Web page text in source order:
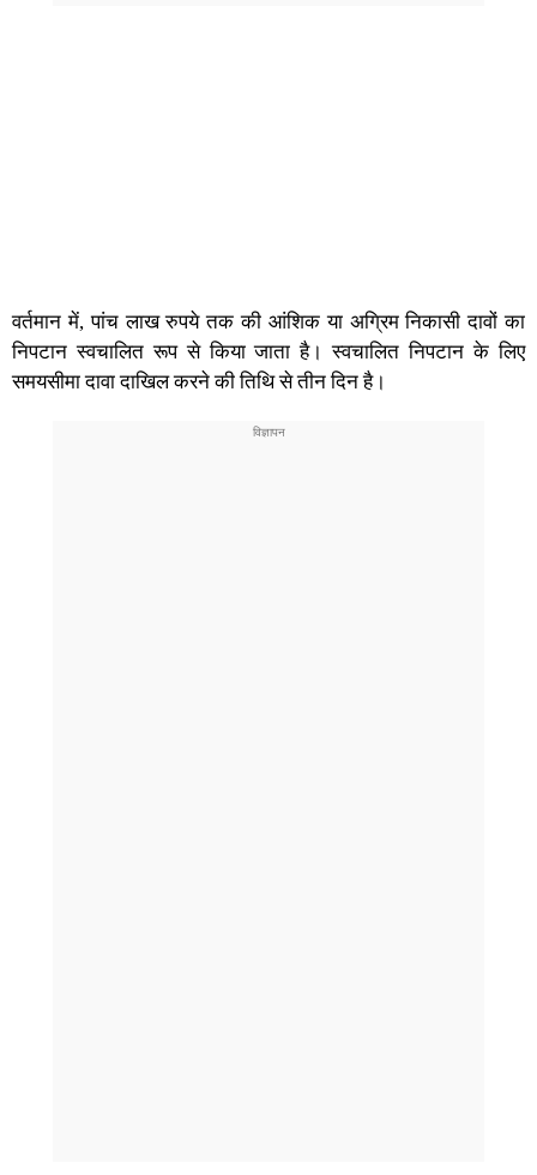
वर्तमान में, पांच लाख रुपये तक की आंशिक या अग्रिम निकासी दावों का
निपटान स्वचालित रूप से किया जाता है। स्वचालित निपटान के लिए
समयसीमा दावा दाखिल करने की तिथि से तीन दिन है।